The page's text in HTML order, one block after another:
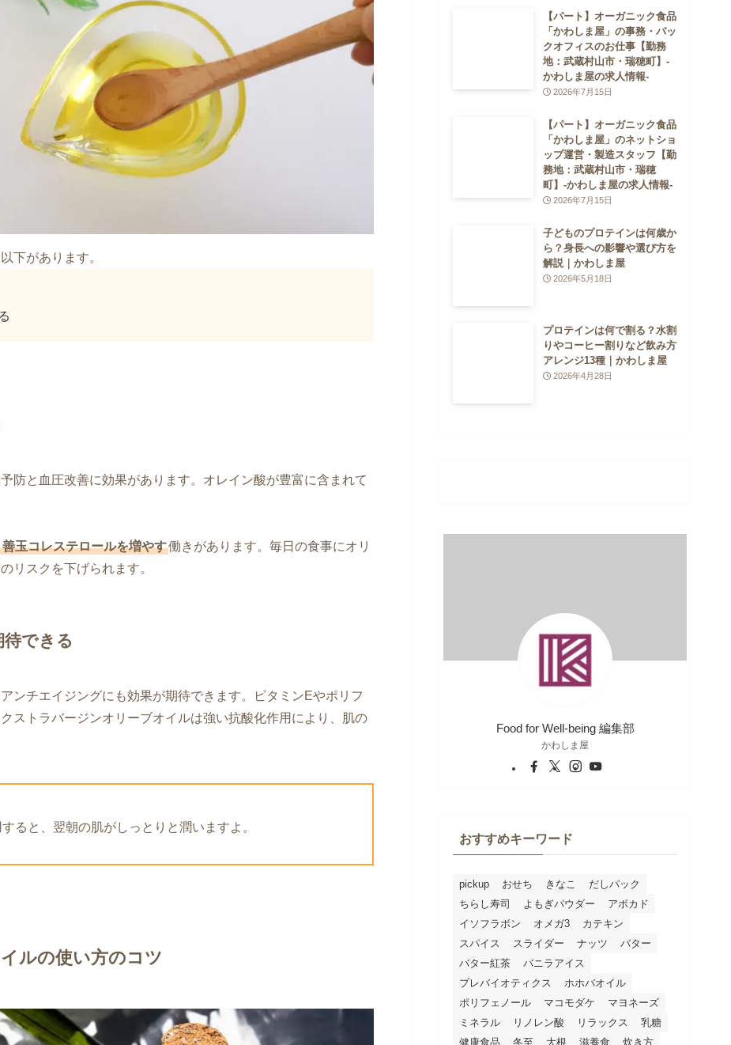
下があります。
防と血圧改善に効果があります。オレイン酸が豊富に含まれて
玉コレステロールを増やす働きがあります。毎日の食事にオリ
リスクを下げられます。
できる
ンチエイジングにも効果が期待できます。ビタミンEやポリフ
ストラバージンオリーブオイルは強い抗酸化作用により、肌の
ると、翌朝の肌がしっとりと潤いますよ。
ルの使い方のコツ
【パート】オーガニック食品
「かわしま屋」の事務・バッ
クオフィスのお仕事【勤務
地：武蔵村山市・瑞穂町】-
かわしま屋の求人情報-
2026年7月15日
【パート】オーガニック食品
「かわしま屋」のネットショ
ップ運営・製造スタッフ【勤
務地：武蔵村山市・瑞穂
町】-かわしま屋の求人情報-
2026年7月15日
子どものプロテインは何歳か
ら？身長への影響や選び方を
解説｜かわしま屋
2026年5月18日
プロテインは何で割る？水割
りやコーヒー割りなど飲み方
アレンジ13種｜かわしま屋
2026年4月28日
Food for Well-being 編集部
かわしま屋
おすすめキーワード
pickup おせち きなこ
だしパック
ちらし寿司
よもぎパウダー
アボカド
イソフラボン
オメガ3
カテキン
スパイス
スライダー ナッツ
バター
バター紅茶
バニラアイス
プレバイオティクス
ホホバオイル
ポリフェノール
マコモダケ
マヨネーズ
ミネラル
リノレン酸 リラックス
乳糖
健康食品
冬至 大根 滋養食 炊き方